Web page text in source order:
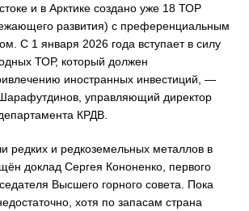
и в Арктике создано уже 18 ТОР
развития) с преференциальным
С 1 января 2026 года вступает в силу
ТОР, который должен
иностранных инвестиций, —
управляющий директор
КРДВ.
редких и редкоземельных металлов в
доклад Сергея Кононенко, первого
Высшего горного совета. Пока
хотя по запасам страна